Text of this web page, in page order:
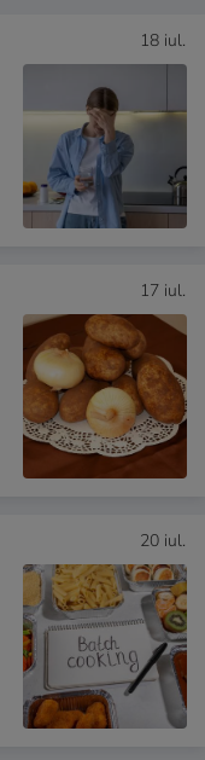
18 iul.
17 iul.
20 iul.